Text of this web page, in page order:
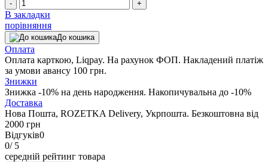
- +
В закладки
порівняння
До кошика
Оплата
Оплата карткою, Liqpay. На рахунок ФОП. Накладений платіж
за умови авансу 100 грн.
Знижки
Знижка -10% на день народження. Накопичувальна до -10%
Доставка
Нова Пошта, ROZETKA Delivery, Укрпошта. Безкоштовна від
2000 грн
Відгуків0
0/ 5
середній рейтинг товара